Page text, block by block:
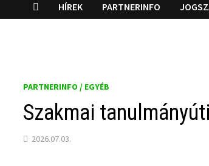
HÍREK PARTNERINFO
PARTNERINFO / EGYÉB
Szakmai
2026.07.03.